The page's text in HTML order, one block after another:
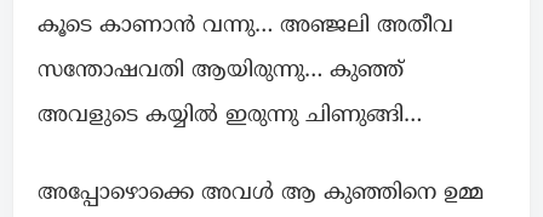
കൂടെ കാണാൻ വന്നു… അഞ്ജലി അതീവ
സന്തോഷവതി ആയിരുന്നു… കുഞ്ഞ്
അവളുടെ കയ്യിൽ ഇരുന്നു ചിണുങ്ങി…
അപ്പോഴൊക്കെ അവൾ ആ കുഞ്ഞിനെ ഉമ്മ